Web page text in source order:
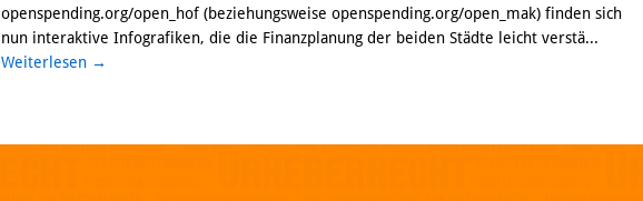
openspending.org/open_hof (beziehungsweise openspending.org/open_mak) finden sich
nun interaktive Infografiken, die die Finanzplanung der beiden Städte leicht verstä...
Weiterlesen →